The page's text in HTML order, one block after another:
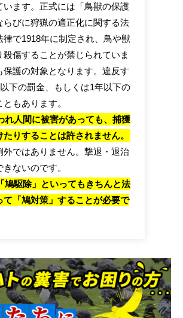
います。正式には「鳥獣の保護
らびに狩猟の適正化に関する法
律で1918年に制定され、鳥や獣
殺傷することが禁じられていま
保護の対象となります。違反す
下の罰金、もしくは1年以下の
もあります。
れ人間に被害があっても、捕獲
たりすることは許されません。
外ではありません。撃退・退治
ないのです。
「鳩駆除」といってもきちんと法
て「鳩対策」することが必要で